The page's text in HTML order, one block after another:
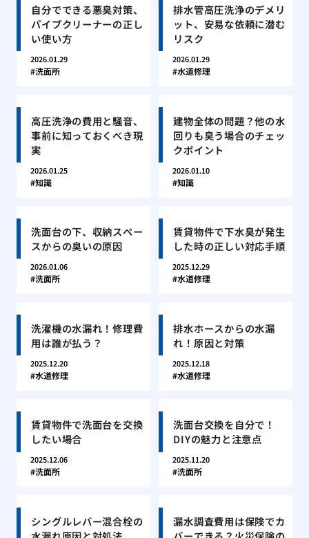
自分でできる悪臭対策、
パイプクリーナーの正し
い使い方
2026.01.29
洗面所
排水管高圧洗浄のデメリ
ット、安易な依頼に潜む
リスク
2026.01.29
水道修理
高圧洗浄の費用と騒音、
事前に知っておくべき現
実
2026.01.25
知識
建物全体の問題？他の水
回りも臭う場合のチェッ
クポイント
2026.01.10
知識
洗面台の下、収納スペー
スからの臭いの原因
2026.01.06
洗面所
賃貸物件で下水臭が発生
した時の正しい対応手順
2025.12.29
水道修理
洗濯機の水漏れ！修理費
用は誰が払う？
2025.12.20
水道修理
排水ホースからの水漏
れ！原因と対策
2025.12.18
水道修理
賃貸物件で洗面台を交換
したい場合
2025.12.06
洗面所
洗面台交換を自分で！
DIYの魅力と注意点
2025.11.20
洗面所
シングルレバー混合栓の
漏水調査費用は保険でカ